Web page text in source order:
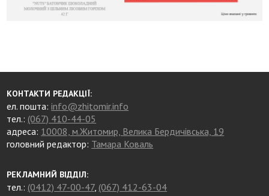
КОНТАКТИ РЕДАКЦІЇ:
ел. пошта:info@zhitomir.info
тел.: (067) 410-44-05
адреса: 10008, м.Житомир, Велика Бердичівська, 19
головний редактор: Тамара Коваль
РЕКЛАМНИЙ ВІДДІЛ:
тел.: (0412) 47-00-47, (067) 412-63-04